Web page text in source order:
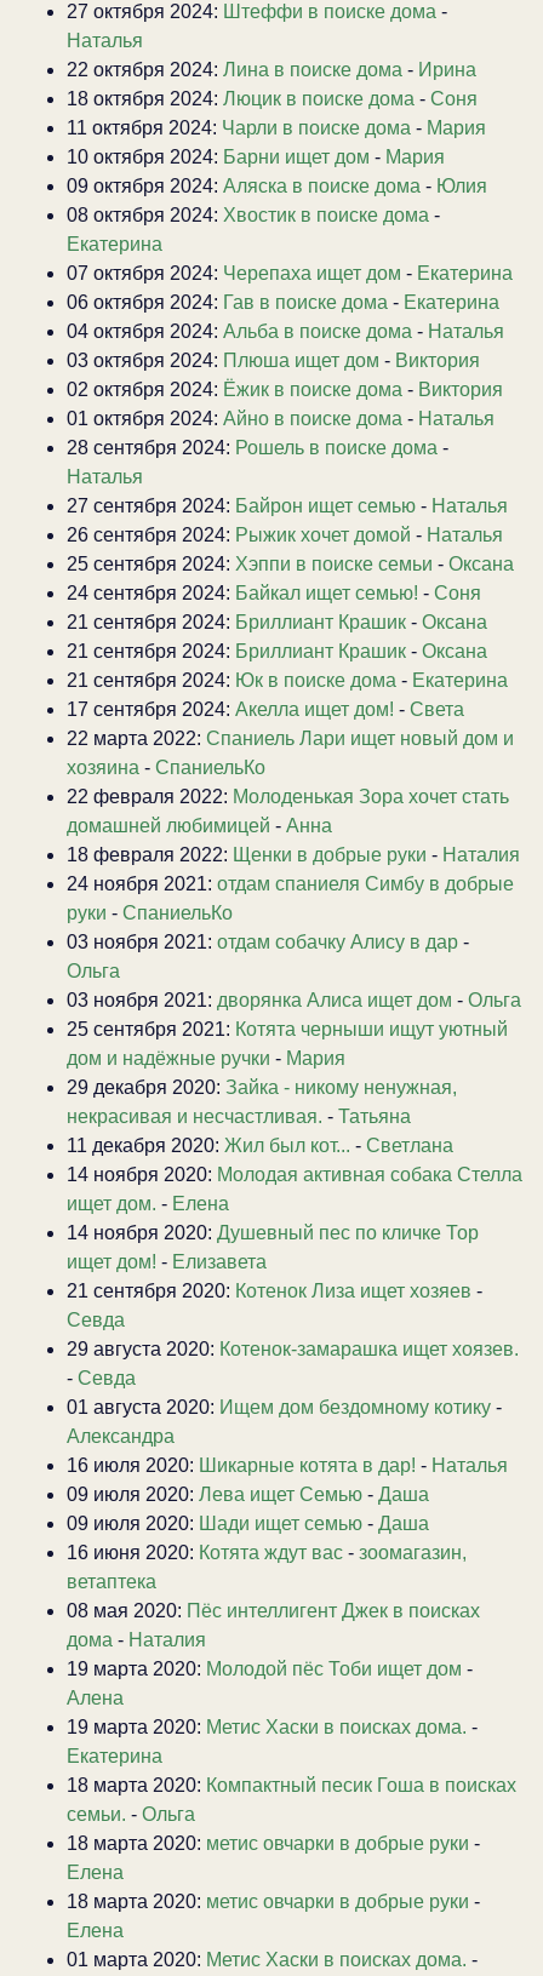
27 октября 2024: Штеффи в поиске дома -
Наталья
22 октября 2024: Лина в поиске дома - Ирина
18 октября 2024: Люцик в поиске дома - Соня
11 октября 2024: Чарли в поиске дома - Мария
10 октября 2024: Барни ищет дом - Мария
09 октября 2024: Аляска в поиске дома - Юлия
08 октября 2024: Хвостик в поиске дома -
Екатерина
07 октября 2024: Черепаха ищет дом - Екатерина
06 октября 2024: Гав в поиске дома - Екатерина
04 октября 2024: Альба в поиске дома - Наталья
03 октября 2024: Плюша ищет дом - Виктория
02 октября 2024: Ёжик в поиске дома - Виктория
01 октября 2024: Айно в поиске дома - Наталья
28 сентября 2024: Рошель в поиске дома -
Наталья
27 сентября 2024: Байрон ищет семью - Наталья
26 сентября 2024: Рыжик хочет домой - Наталья
25 сентября 2024: Хэппи в поиске семьи - Оксана
24 сентября 2024: Байкал ищет семью! - Соня
21 сентября 2024: Бриллиант Крашик - Оксана
21 сентября 2024: Бриллиант Крашик - Оксана
21 сентября 2024: Юк в поиске дома - Екатерина
17 сентября 2024: Акелла ищет дом! - Света
22 марта 2022: Спаниель Лари ищет новый дом и
хозяина - СпаниельКо
22 февраля 2022: Молоденькая Зора хочет стать
домашней любимицей - Анна
18 февраля 2022: Щенки в добрые руки - Наталия
24 ноября 2021: отдам спаниеля Симбу в добрые
руки - СпаниельКо
03 ноября 2021: отдам собачку Алису в дар -
Ольга
03 ноября 2021: дворянка Алиса ищет дом - Ольга
25 сентября 2021: Котята черныши ищут уютный
дом и надёжные ручки - Мария
29 декабря 2020: Зайка - никому ненужная,
некрасивая и несчастливая. - Татьяна
11 декабря 2020: Жил был кот... - Светлана
14 ноября 2020: Молодая активная собака Стелла
ищет дом. - Елена
14 ноября 2020: Душевный пес по кличке Тор
ищет дом! - Елизавета
21 сентября 2020: Котенок Лиза ищет хозяев -
Севда
29 августа 2020: Котенок-замарашка ищет хоязев.
- Севда
01 августа 2020: Ищем дом бездомному котику -
Александра
16 июля 2020: Шикарные котята в дар! - Наталья
09 июля 2020: Лева ищет Семью - Даша
09 июля 2020: Шади ищет семью - Даша
16 июня 2020: Котята ждут вас - зоомагазин,
ветаптека
08 мая 2020: Пёс интеллигент Джек в поисках
дома - Наталия
19 марта 2020: Молодой пёс Тоби ищет дом -
Алена
19 марта 2020: Метис Хаски в поисках дома. -
Екатерина
18 марта 2020: Компактный песик Гоша в поисках
семьи. - Ольга
18 марта 2020: метис овчарки в добрые руки -
Елена
18 марта 2020: метис овчарки в добрые руки -
Елена
01 марта 2020: Метис Хаски в поисках дома. -